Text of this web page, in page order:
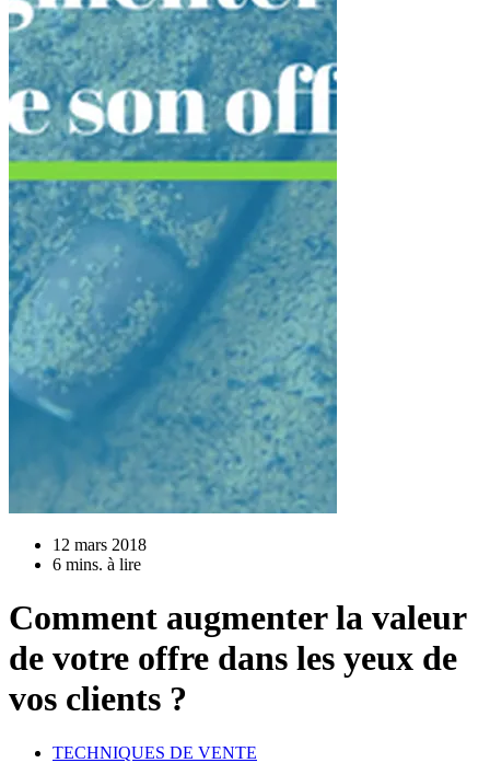
12 mars 2018
6 mins. à lire
Comment augmenter la valeur
de votre offre dans les yeux de
vos clients ?
TECHNIQUES DE VENTE